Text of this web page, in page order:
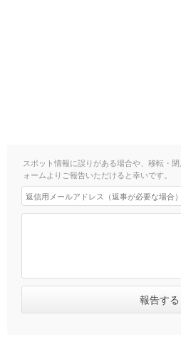
スポット情報に誤りがある場合や、移転・
ォームよりご報告いただけると幸いです。